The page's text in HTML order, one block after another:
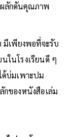
ผลักดันคุณภาพ
มีเพียงพอที่จะรับ
ในโรงเรียนดี ๆ
ด้บ่มเพาะปม
กของหนังสือเล่ม